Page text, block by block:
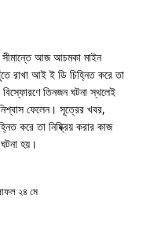
আজ আচমকা মাইন
রাখা আই ই ডি চিহ্নিত করে তা
বিস্ফোরণে তিনজন ঘটনা স্থলেই
ফেলেন। সূত্রের খবর,
করে তা নিষ্ক্রিয় করার কাজ
হয়।
২৪ মে